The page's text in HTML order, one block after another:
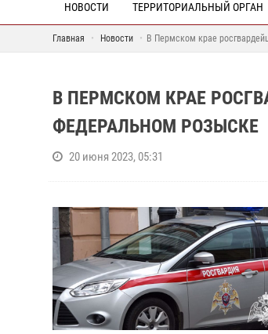
НОВОСТИ ТЕРРИТОРИАЛЬНЫЙ ОРГАН
Главная Новости В Пермском крае
В ПЕРМСКОМ КРАЕ
ФЕДЕРАЛЬНОМ РОЗЫСКЕ
20 июня 2023, 05:31